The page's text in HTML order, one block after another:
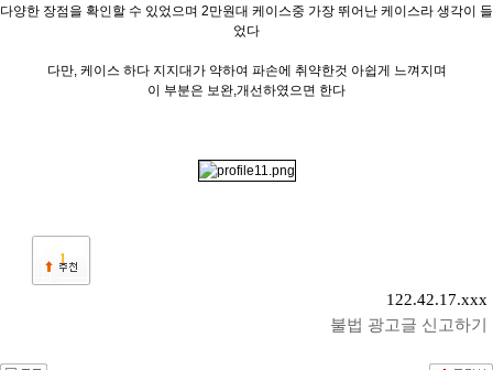
다양한 장점을 확인할 수 있었으며 2만원대 케이스중 가장 뛰어난 케이스라 생각이 들
었다
다만, 케이스 하다 지지대가 약하여 파손에 취약한것 아쉽게 느껴지며
이 부분은 보완,개선하였으면 한다
1
122.42.17.xxx
불법 광고글 신고하기